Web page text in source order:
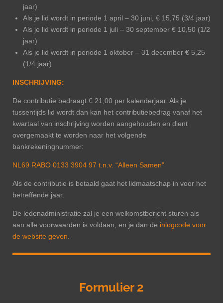
jaar)
Als je lid wordt in periode 1 april – 30 juni, € 15,75 (3/4 jaar)
Als je lid wordt in periode 1 juli – 30 september € 10,50 (1/2
jaar)
Als je lid wordt in periode 1 oktober – 31 december € 5,25
(1/4 jaar)
INSCHRIJVING:
De contributie bedraagt € 21,00 per kalenderjaar. Als je
tussentijds lid wordt dan kan het contributiebedrag vanaf het
kwartaal van inschrijving worden aangehouden en dient
overgemaakt te worden naar het volgende
bankrekeningnummer:
NL69 RABO 0133 3904 97 t.n.v. “Alleen Samen”
Als de contributie is betaald gaat het lidmaatschap in voor het
betreffende jaar.
De ledenadministratie zal je een welkomstbericht sturen als
aan alle voorwaarden is voldaan, en je dan de inlogcode voor
de website geven.
Formulier 2